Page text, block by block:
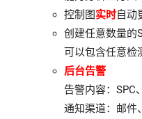
控制图实时自动
创建任意数量的
可以包含任意检
后台告警
告警内容：SPC
通知渠道：邮件